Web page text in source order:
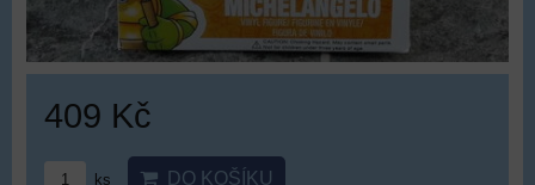
409 Kč
ks DO KOŠÍKU